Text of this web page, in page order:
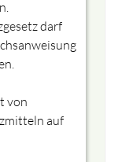
darf
von
auf